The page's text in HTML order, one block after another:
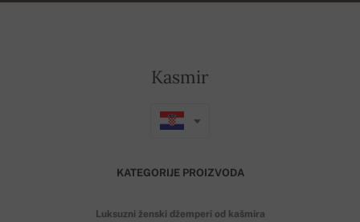
Kasmir
KATEGORIJE PROIZVODA
Luksuzni ženski džemperi od kašmira